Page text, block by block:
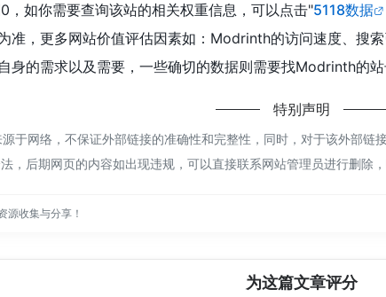
如你需要查询该站的相关权重信息，可以点击"5118数据
准，更多网站价值评估因素如：Modrinth的访问速度、搜
身的需求以及需要，一些确切的数据则需要找Modrinth的
特别声明
于网络，不保证外部链接的准确性和完整性，同时，对于该外部
，后期网页的内容如出现违规，可以直接联系网站管理员进行删除，
源收集与分享！
为这篇文章评分